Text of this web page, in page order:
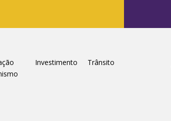
Investimento
Trânsito